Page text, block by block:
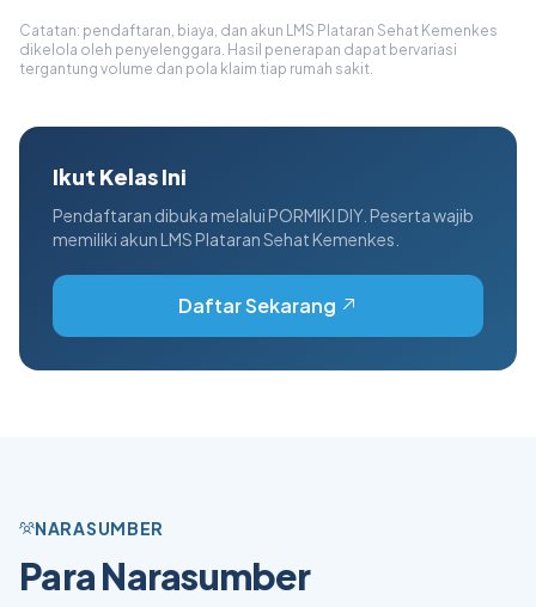
Catatan: pendaftaran, biaya, dan akun LMS Plataran Sehat Kemenkes
dikelola oleh penyelenggara. Hasil penerapan dapat bervariasi
tergantung volume dan pola klaim tiap rumah sakit.
Ikut Kelas Ini
Pendaftaran dibuka melalui PORMIKI DIY. Peserta wajib
memiliki akun LMS Plataran Sehat Kemenkes.
Daftar Sekarang
NARASUMBER
Para Narasumber